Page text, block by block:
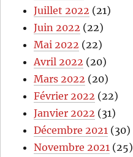
Juillet 2022 (21)
Juin 2022 (22)
Mai 2022 (22)
Avril 2022 (20)
Mars 2022 (20)
Février 2022 (22)
Janvier 2022 (31)
Décembre 2021 (30)
Novembre 2021 (25)